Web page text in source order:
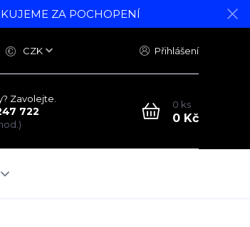
ZA POCHOPENÍ
CZK Přihlášení
Zavolejte.
722
0 ks
0 Kč